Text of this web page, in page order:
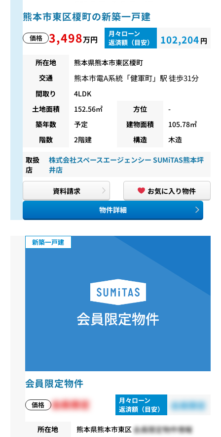
熊本市東区榎町の新築一戸建
価格 3,498万円
月々ローン
返済額（目安）
102,204 円
所在地
熊本県熊本市東区榎町
交通
熊本市電A系統 「健軍町」駅 徒歩31分
間取り
4LDK
土地面積
152.56㎡ 方位
-
築年数
予定 建物面積
105.78㎡
階数
2階建 構造 木造
取扱
店
株式会社スペースエージェンシー SUMiTAS熊本坪
井店
資料請求
お気に入り物件
物件詳細
新築一戸建
会員限定物件
価格 会員限定
月々ローン
返済額（目安）
会員限定
所在地 熊本県熊本市東区会員限定物件情報